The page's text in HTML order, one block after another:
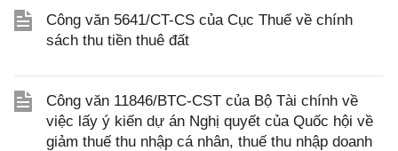
Công văn 5641/CT-CS của Cục Thuế về chính
sách thu tiền thuê đất
Công văn 11846/BTC-CST của Bộ Tài chính về
việc lấy ý kiến dự án Nghị quyết của Quốc hội về
giảm thuế thu nhập cá nhân, thuế thu nhập doanh